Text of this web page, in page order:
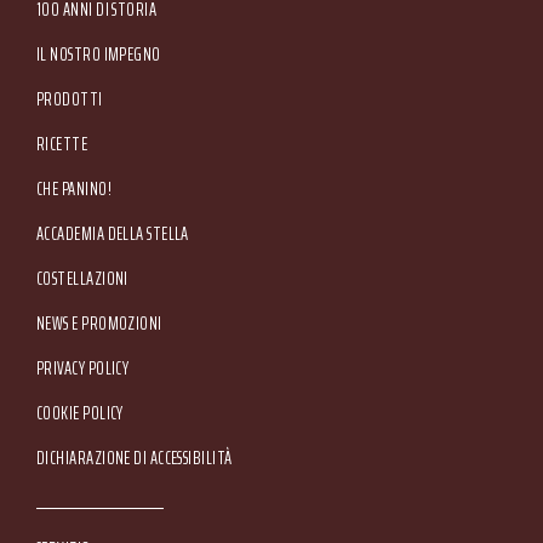
Tel. +39 045.80.97.511 - Fax +39 045.55.15.89
100 ANNI DI STORIA
IL NOSTRO IMPEGNO
PRODOTTI
RICETTE
CHE PANINO!
ACCADEMIA DELLA STELLA
COSTELLAZIONI
NEWS E PROMOZIONI
Footer Service Menu
PRIVACY POLICY
COOKIE POLICY
DICHIARAZIONE DI ACCESSIBILITÀ